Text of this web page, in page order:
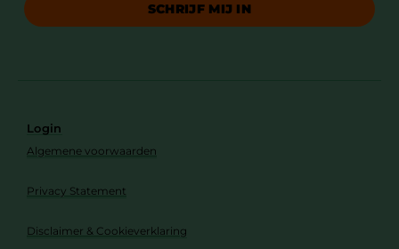
SCHRIJF MIJ IN
Login
Algemene voorwaarden
Privacy Statement
Disclaimer & Cookieverklaring